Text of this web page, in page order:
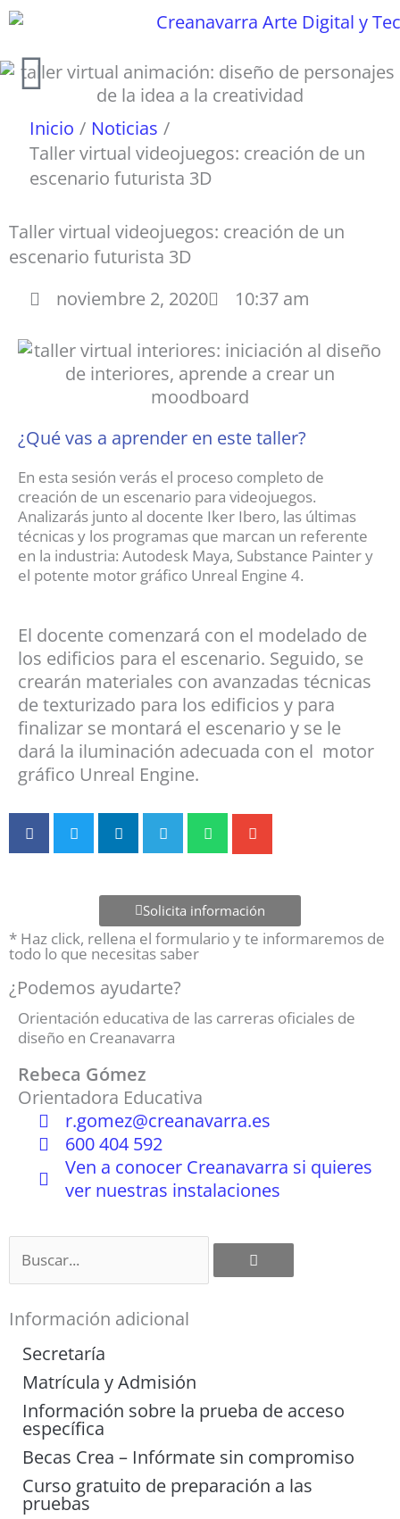
Ir
contenido
Inicio
Noticias
Taller virtual videojuegos: creación de un
escenario futurista 3D
Taller virtual videojuegos: creación de un
escenario futurista 3D
noviembre 2, 2020
10:37 am
¿Qué vas a aprender en este taller?
En esta sesión verás el proceso completo de
creación de un escenario para videojuegos.
Analizarás junto al docente Iker Ibero, las últimas
técnicas y los programas que marcan un referente
en la industria: Autodesk Maya, Substance Painter y
el potente motor gráfico Unreal Engine 4.
El docente comenzará con el modelado de
los edificios para el escenario. Seguido, se
crearán materiales con avanzadas técnicas
de texturizado para los edificios y para
finalizar se montará el escenario y se le
dará la iluminación adecuada con el motor
gráfico Unreal Engine.
Solicita información
* Haz click, rellena el formulario y te informaremos de
todo lo que necesitas saber
¿Podemos ayudarte?
Orientación educativa de las carreras oficiales de
diseño en Creanavarra
Rebeca Gómez
Orientadora Educativa
r.gomez@creanavarra.es
600 404 592
Ven a conocer Creanavarra si quieres
ver nuestras instalaciones
Información adicional
Secretaría
Matrícula y Admisión
Información sobre la prueba de acceso
específica
Becas Crea – Infórmate sin compromiso
Curso gratuito de preparación a las
pruebas